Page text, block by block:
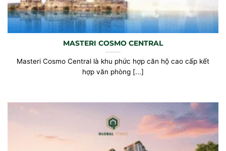
MASTERI COSMO CENTRAL
Masteri Cosmo Central là khu phức hợp căn hộ cao cấp kết
hợp văn phòng [...]